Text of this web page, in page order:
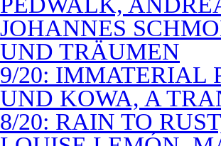
JOHANNES
UND TRÄUMEN
9/20: IMMATERIAL
UND KOWA, A
8/20: RAIN TO